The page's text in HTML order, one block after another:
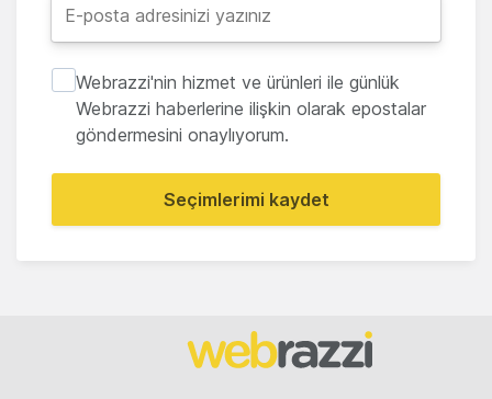
Webrazzi'nin hizmet ve ürünleri ile günlük
Webrazzi haberlerine ilişkin olarak epostalar
göndermesini onaylıyorum.
Seçimlerimi kaydet